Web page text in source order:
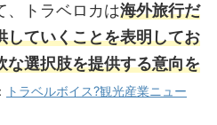
、トラベロカは海外旅行だ
していくことを表明してお
な選択肢を提供する意向を
トラベルボイス?観光産業ニュー